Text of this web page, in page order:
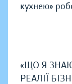
кухнею»
«ЩО Я
РЕАЛІЇ